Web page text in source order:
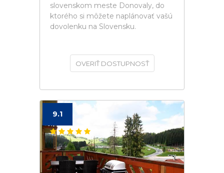
slovenskom meste Donovaly, do
ktorého si môžete naplánovať vašú
dovolenku na Slovensku.
OVERIŤ DOSTUPNOSŤ
9.1